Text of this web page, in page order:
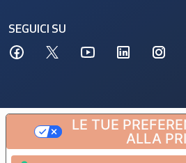
SEGUICI SU
LE TUE
ALLA